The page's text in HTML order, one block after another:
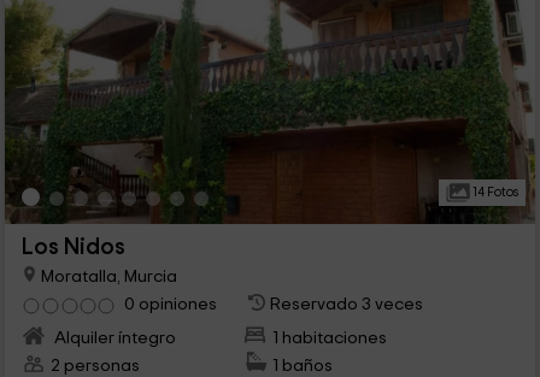
14 Fotos
Los Nidos
Moratalla, Murcia
0 opiniones
Reservado 3 veces
Alquiler íntegro
1 habitaciones
2 personas
1 baños